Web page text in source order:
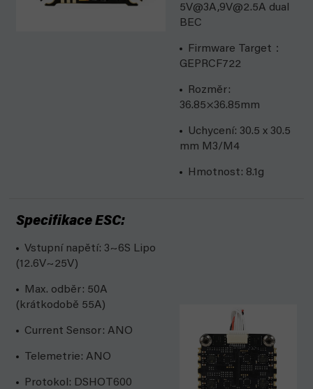
5V@3A,9V@2.5A dual
BEC
Firmware Target：
GEPRCF722
Rozměr:
36.85×36.85mm
Uchycení: 30.5 x 30.5
mm M3/M4
Hmotnost: 8.1g
Specifikace ESC:
Vstupní napětí: 3~6S Lipo
(12.6V~25V)
Max. odběr: 50A
(krátkodobě 55A)
Current Sensor: ANO
Telemetrie: ANO
Protokol: DSHOT600